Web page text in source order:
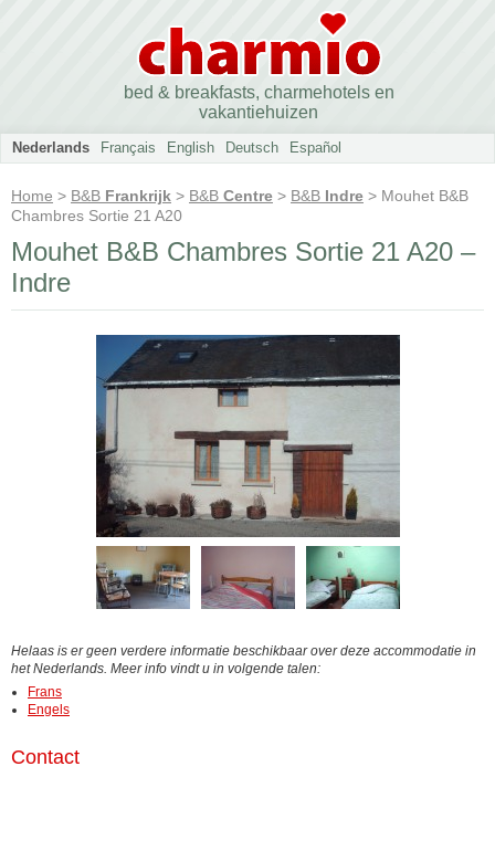
bed & breakfasts, charmehotels en
vakantiehuizen
Nederlands Français English Deutsch Español
Home > B&B Frankrijk > B&B Centre > B&B Indre > Mouhet B&B
Chambres Sortie 21 A20
Mouhet B&B Chambres Sortie 21 A20 –
Indre
Helaas is er geen verdere informatie beschikbaar over deze accommodatie in
het Nederlands. Meer info vindt u in volgende talen:
Frans
Engels
Contact